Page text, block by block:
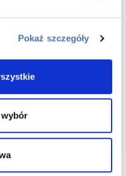
Pokaż szczegóły
zadań
mieszkanie.